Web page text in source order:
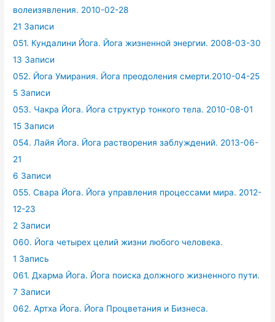
волеизявления. 2010-02-28
21 Записи
051. Кундалини Йога. Йога жизненной энергии. 2008-03-30
13 Записи
052. Йога Умирания. Йога преодоления смерти.2010-04-25
5 Записи
053. Чакра Йога. Йога структур тонкого тела. 2010-08-01
15 Записи
054. Лайя Йога. Йога растворения заблуждений. 2013-06-
21
6 Записи
055. Свара Йога. Йога управления процессами мира. 2012-
12-23
2 Записи
060. Йога четырех целий жизни любого человека.
1 Запись
061. Дхарма Йога. Йога поиска должного жизненного пути.
7 Записи
062. Артха Йога. Йога Процветания и Бизнеса.